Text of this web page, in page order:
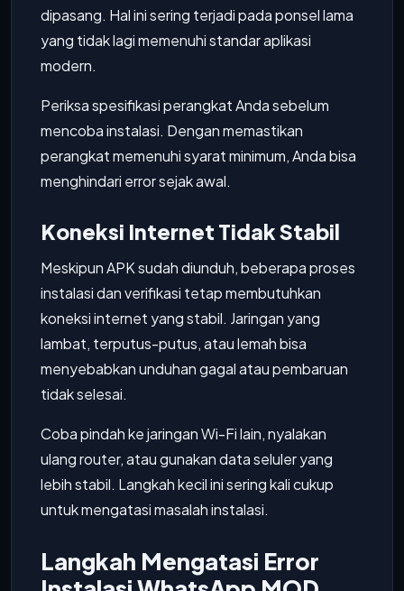
dipasang. Hal ini sering terjadi pada ponsel lama
yang tidak lagi memenuhi standar aplikasi
modern.
Periksa spesifikasi perangkat Anda sebelum
mencoba instalasi. Dengan memastikan
perangkat memenuhi syarat minimum, Anda bisa
menghindari error sejak awal.
Koneksi Internet Tidak Stabil
Meskipun APK sudah diunduh, beberapa proses
instalasi dan verifikasi tetap membutuhkan
koneksi internet yang stabil. Jaringan yang
lambat, terputus-putus, atau lemah bisa
menyebabkan unduhan gagal atau pembaruan
tidak selesai.
Coba pindah ke jaringan Wi-Fi lain, nyalakan
ulang router, atau gunakan data seluler yang
lebih stabil. Langkah kecil ini sering kali cukup
untuk mengatasi masalah instalasi.
Langkah Mengatasi Error